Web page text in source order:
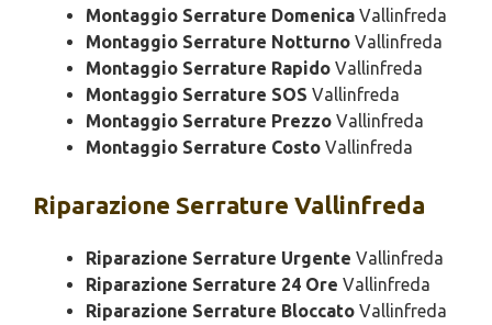
Montaggio Serrature Domenica Vallinfreda
Montaggio Serrature Notturno Vallinfreda
Montaggio Serrature Rapido Vallinfreda
Montaggio Serrature SOS Vallinfreda
Montaggio Serrature Prezzo Vallinfreda
Montaggio Serrature Costo Vallinfreda
Riparazione Serrature Vallinfreda
Riparazione Serrature Urgente Vallinfreda
Riparazione Serrature 24 Ore Vallinfreda
Riparazione Serrature Bloccato Vallinfreda